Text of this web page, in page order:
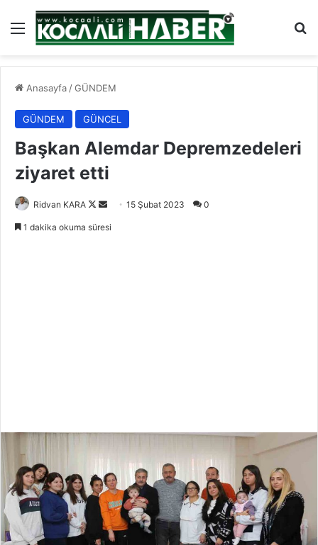
Menü
Anasayfa /GÜNDEM
GÜNDEM GÜNCEL
Başkan Alemdar Depremzedeleri
ziyaret etti
Ridvan KARA
Follow
Bir
15 Şubat 2023 0
1 dakika okuma süresi